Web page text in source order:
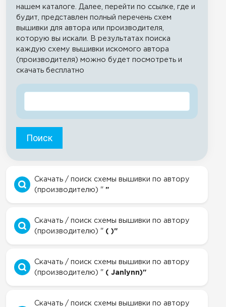
нашем каталоге. Далее, перейти по ссылке, где и
будит, представлен полный перечень схем
вышивки для автора или производителя,
которую вы искали. В результатах поиска
каждую схему вышивки искомого автора
(производителя) можно будет посмотреть и
скачать бесплатно
Поиск
Скачать / поиск схемы вышивки по автору
(производителю) " "
Скачать / поиск схемы вышивки по автору
(производителю) " ( )"
Скачать / поиск схемы вышивки по автору
(производителю) " ( Janlynn)"
Скачать / поиск схемы вышивки по автору